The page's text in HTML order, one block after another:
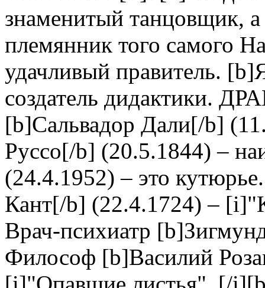
знаменитый танцовщик,
племянник того самого
удачливый правитель.
создатель дидактики.
[b]Сальвадор Дали[/b]
Руссо[/b] (20.5.1844) –
(24.4.1952) – это
Кант[/b] (22.4.1724) –
Врач-психиатр
Философ [b]Василий